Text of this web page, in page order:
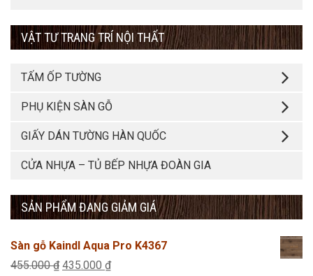
VẬT TƯ TRANG TRÍ NỘI THẤT
TẤM ỐP TƯỜNG
PHỤ KIỆN SÀN GỖ
GIẤY DÁN TƯỜNG HÀN QUỐC
CỬA NHỰA – TỦ BẾP NHỰA ĐOÀN GIA
SẢN PHẨM ĐANG GIẢM GIÁ
Sàn gỗ Kaindl Aqua Pro K4367
455.000₫ Giá
435.000 ₫Giá